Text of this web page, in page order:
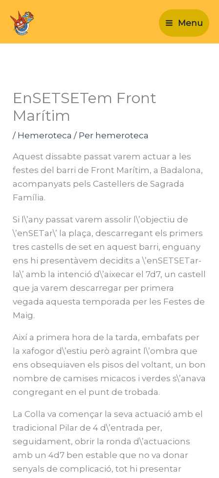
contingut
Menu
EnSETSETem Front
Marítim
/ Hemeroteca / Per hemeroteca
Aquest dissabte passat varem actuar a les
festes del barri de Front Marítim, a Badalona,
acompanyats pels Castellers de Sagrada
Família.
Si l\’any passat varem assolir l\’objectiu de
\’enSETar\’ la plaça, descarregant els primers
tres castells de set en aquest barri, enguany
ens hi presentàvem decidits a \’enSETSETar-
la\’ amb la intenció d\’aixecar el 7d7, un castell
que ja varem descarregar per primera
vegada aquesta temporada per les Festes de
Maig.
Així a primera hora de la tarda, embafats per
la xafogor d\’estiu però agraint l\’ombra que
ens obsequiaven els pisos del voltant, un bon
nombre de camises micacos i verdes s\’anava
congregant en el punt de trobada.
La Colla va començar la seva actuació amb el
tradicional Pilar de 4 d\’entrada per,
seguidament, obrir la ronda d\’actuacions
amb un 4d7 ben estable que no va donar
senyals de complicació, tot hi presentar